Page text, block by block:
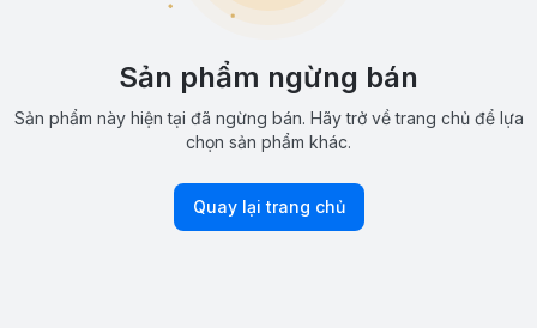
Sản phẩm ngừng bán
Sản phẩm này hiện tại đã ngừng bán. Hãy trở về trang chủ để lựa
chọn sản phẩm khác.
Quay lại trang chủ